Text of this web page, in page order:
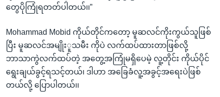
တွေပိုကြုံရတတ်ပါတယ်၊၊”
Mohammad Mobid ကိုယ်တိုင်ကတော့ မူဆလင်ကိုးကွယ်သူဖြစ်
ပြီး မူဆလင်အမျိုးူသမီး ကိုပဲ လက်ထပ်ထားတာဖြစ်လို့
ဘာသာကွဲလက်ထပ်တဲ့ အတွေ့အကြုံမရှိပေမဲ့ လူ့တိုင်း ကိုယ်ပိုင်
ရွေးချယ်ခွင့်ရသင့်တယ်၊ ဒါဟာ အခြေခံလူ့အခွင့်အရေးပဲဖြစ်
တယ်လို့ ပြောပါတယ်၊၊